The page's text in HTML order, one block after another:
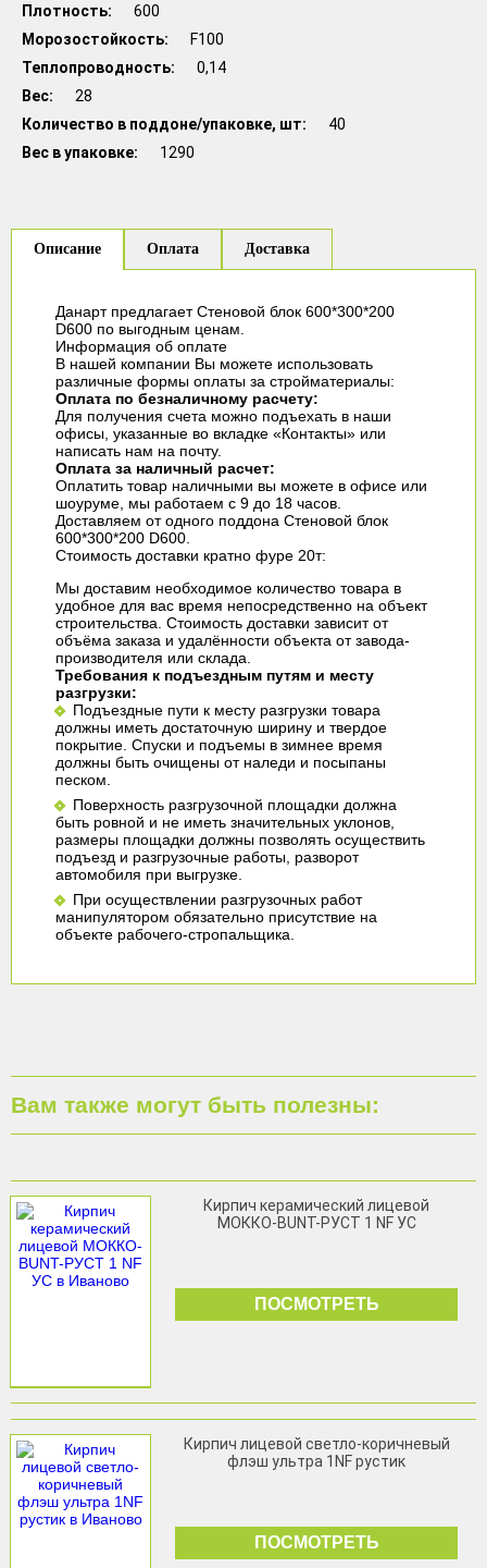
Плотность
600
Морозостойкость
F100
Теплопроводность
0,14
Вес
28
Количество в поддоне/упаковке, шт
40
Вес в упаковке
1290
Описание Оплата Доставка
Данарт предлагает Стеновой блок 600*300*200
D600 по выгодным ценам.
Информация об оплате
В нашей компании Вы можете использовать
различные формы оплаты за стройматериалы:
Оплата по безналичному расчету:
Для получения счета можно подъехать в наши
офисы, указанные во вкладке «Контакты» или
написать нам на почту.
Оплата за наличный расчет:
Оплатить товар наличными вы можете в офисе или
шоуруме, мы работаем с 9 до 18 часов.
Доставляем от одного поддона Стеновой блок
600*300*200 D600.
Стоимость доставки кратно фуре 20т:
Мы доставим необходимое количество товара в
удобное для вас время непосредственно на объект
строительства. Стоимость доставки зависит от
объёма заказа и удалённости объекта от завода-
производителя или склада.
Требования к подъездным путям и месту
разгрузки:
Подъездные пути к месту разгрузки товара
должны иметь достаточную ширину и твердое
покрытие. Спуски и подъемы в зимнее время
должны быть очищены от наледи и посыпаны
песком.
Поверхность разгрузочной площадки должна
быть ровной и не иметь значительных уклонов,
размеры площадки должны позволять осуществить
подъезд и разгрузочные работы, разворот
автомобиля при выгрузке.
При осуществлении разгрузочных работ
манипулятором обязательно присутствие на
объекте рабочего-стропальщика.
Вам также могут быть полезны:
Кирпич керамический лицевой
МОККО-BUNT-РУСТ 1 NF УС
ПОСМОТРЕТЬ
Кирпич лицевой светло-коричневый
флэш ультра 1NF рустик
ПОСМОТРЕТЬ